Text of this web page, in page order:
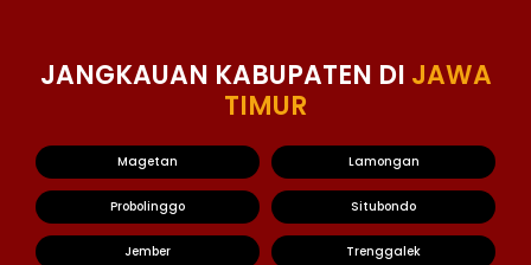
JANGKAUAN KABUPATEN DI JAWA
TIMUR
Magetan Lamongan
Probolinggo Situbondo
Jember Trenggalek